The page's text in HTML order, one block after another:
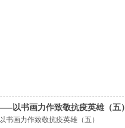
以书画力作致敬抗疫英雄（五）
画力作致敬抗疫英雄（五）